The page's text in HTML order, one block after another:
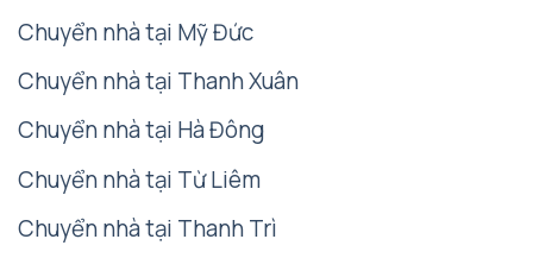
Chuyển nhà tại Mỹ Đức
Chuyển nhà tại Thanh Xuân
Chuyển nhà tại Hà Đông
Chuyển nhà tại Từ Liêm
Chuyển nhà tại Thanh Trì